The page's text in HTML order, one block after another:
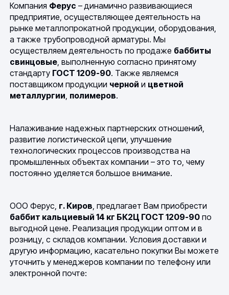
Компания Ферус – динамично развивающиеся
предприятие, осуществляющее деятельность на
рынке металлопрокатной продукции, оборудования,
а также трубопроводной арматуры. Мы
осуществляем деятельность по продаже баббиты
свинцовые, выполненную согласно принятому
стандарту ГОСТ 1209-90. Также являемся
поставщиком продукции черной и цветной
металлургии, полимеров.
Налаживание надежных партнерских отношений,
развитие логистической цепи, улучшение
технологических процессов производства на
промышленных объектах компании – это то, чему
постоянно уделяется большое внимание.
ООО Ферус, г. Киров, предлагает Вам приобрести
баббит кальциевый 14 кг БК2Ц ГОСТ 1209-90 по
выгодной цене. Реализация продукции оптом и в
розницу, с складов компании. Условия доставки и
другую информацию, касательно покупки Вы можете
уточнить у менеджеров компании по телефону или
электронной почте: